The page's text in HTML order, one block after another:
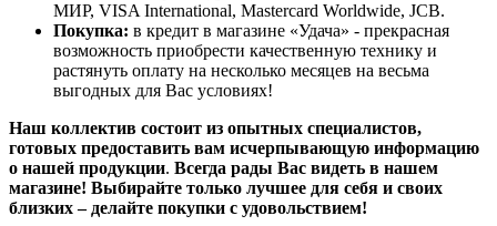
МИР, VISA International, Mastercard Worldwide, JCB.
Покупка: в кредит в магазине «Удача» - прекрасная
возможность приобрести качественную технику и
растянуть оплату на несколько месяцев на весьма
выгодных для Вас условиях!
Наш коллектив состоит из опытных специалистов,
готовых предоставить вам исчерпывающую информацию
о нашей продукции. Всегда рады Вас видеть в нашем
магазине! Выбирайте только лучшее для себя и своих
близких – делайте покупки с удовольствием!